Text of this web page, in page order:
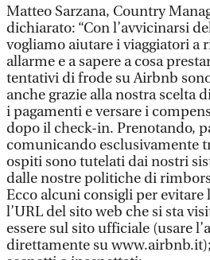
Matteo Sarzana, Country
dichiarato: “Con l’avvicinarsi
vogliamo aiutare i viaggiatori a
allarme e a sapere a cosa
tentativi di frode su Airbnb
anche grazie alla nostra scelta
i pagamenti e versare i
dopo il check-in. Prenotando,
comunicando esclusivamente
ospiti sono tutelati dai nostri
dalle nostre politiche di
Ecco alcuni consigli per
l’URL del sito web che si sta
essere sul sito ufficiale (usare
direttamente su